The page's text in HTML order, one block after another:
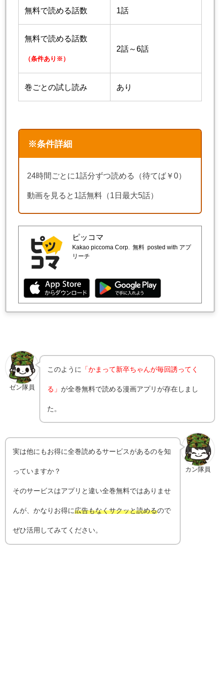
無料で読める話数 1話
無料で読める話数
（条件あり※）
2話～6話
巻ごとの試し読み あり
※条件詳細
24時間ごとに1話分ずつ読める（待てば￥0）
動画を見ると1話無料（1日最大5話）
ピッコマ
Kakao piccoma Corp. 無料 posted with アプ
リーチ
ゼン隊員
このように 「かまって新卒ちゃんが毎回誘ってく
る」が全巻無料で読める漫画アプリが存在しまし
た。
カン隊員
実は他にもお得に全巻読めるサービスがあるのを知
っていますか？
そのサービスはアプリと違い全巻無料ではありませ
んが、かなりお得に広告もなくサクッと読めるので
ぜひ活用してみてください。